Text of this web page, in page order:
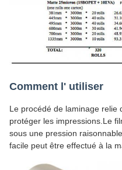
Comment l' utiliser
Le procédé de laminage relie
protéger les impressions.Le
sous une pression
facile peut être effectué à la